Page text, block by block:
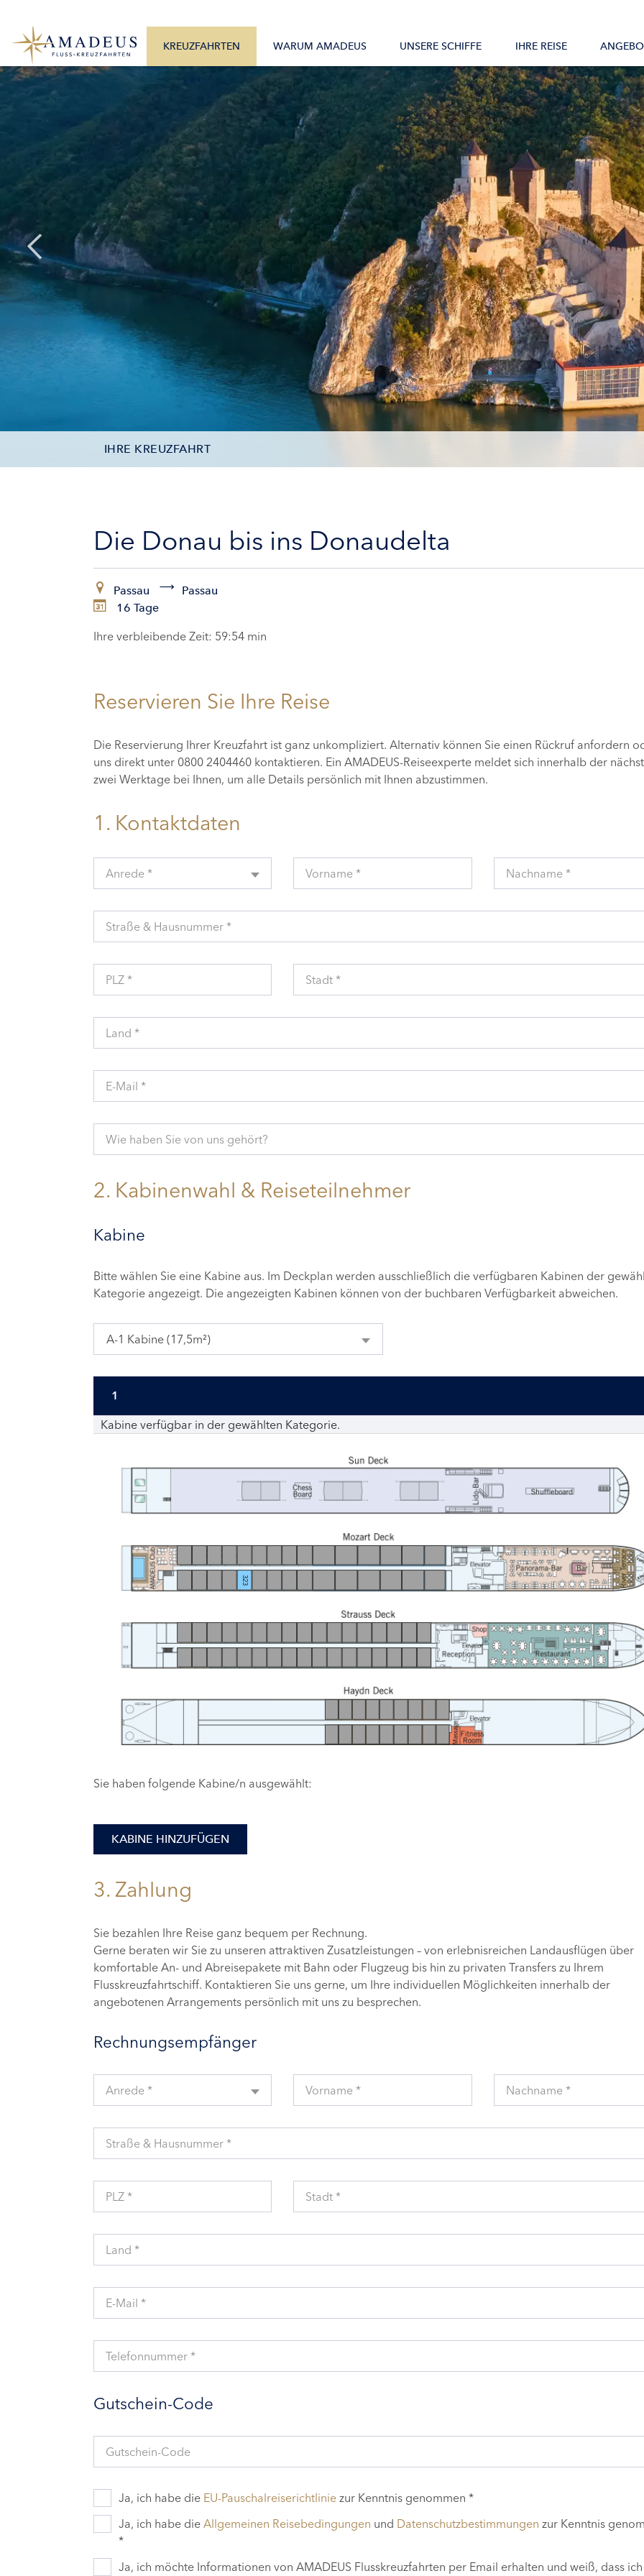
IHRE KREUZFAHRT
Die Donau bis ins Donaudelta
Passau
Passau
16 Tage
Ihre verbleibende Zeit: 59:53 min
Reservieren Sie Ihre Reise
Die Reservierung Ihrer Kreuzfahrt ist ganz unkompliziert. Alternativ können Sie einen Rückruf anfordern
uns direkt unter 0800 2404460 kontaktieren. Ein AMADEUS-Reiseexperte meldet sich innerhalb der
zwei Werktage bei Ihnen, um alle Details persönlich mit Ihnen abzustimmen.
1. Kontaktdaten
Anrede * Vorname * Nachname *
Straße & Hausnummer *
PLZ * Stadt *
Land *
E-Mail *
Wie haben Sie von uns gehört?
2. Kabinenwahl & Reiseteilnehmer
Kabine
Bitte wählen Sie eine Kabine aus. Im Deckplan werden ausschließlich die verfügbaren Kabinen der
Kategorie angezeigt. Die angezeigten Kabinen können von der buchbaren Verfügbarkeit abweichen.
A-1 Kabine (17,5m²)
1
Kabine verfügbar in der gewählten Kategorie.
323
Sie haben folgende Kabine/n ausgewählt:
KABINE HINZUFÜGEN
3. Zahlung
Sie bezahlen Ihre Reise ganz bequem per Rechnung.
Gerne beraten wir Sie zu unseren attraktiven Zusatzleistungen – von erlebnisreichen Landausflügen über
komfortable An- und Abreisepakete mit Bahn oder Flugzeug bis hin zu privaten Transfers zu Ihrem
Flusskreuzfahrtschiff. Kontaktieren Sie uns gerne, um Ihre individuellen Möglichkeiten innerhalb der
angebotenen Arrangements persönlich mit uns zu besprechen.
Rechnungsempfänger
Anrede * Vorname * Nachname *
Straße & Hausnummer *
PLZ * Stadt *
Land *
E-Mail *
Telefonnummer *
Gutschein-Code
Gutschein-Code
Ja, ich habe die EU-Pauschalreiserichtlinie zur Kenntnis genommen *
Ja, ich habe die Allgemeinen Reisebedingungen und Datenschutzbestimmungen zur Kenntnis
*
Ja, ich möchte Informationen von AMADEUS Flusskreuzfahrten per Email erhalten und weiß, dass
KREUZFAHRTEN WARUM AMADEUS UNSERE SCHIFFE IHRE REISE
Alle Monate Mo. – Fr. 9:30 – 17:30 Uhr